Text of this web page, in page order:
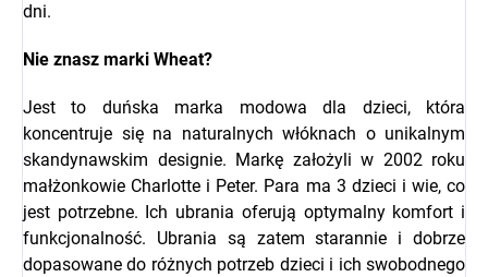
dni.
Nie znasz marki Wheat?
Jest to duńska marka modowa dla dzieci, która
koncentruje się na naturalnych włóknach o unikalnym
skandynawskim designie. Markę założyli w 2002 roku
małżonkowie Charlotte i Peter. Para ma 3 dzieci i wie, co
jest potrzebne. Ich ubrania oferują optymalny komfort i
funkcjonalność. Ubrania są zatem starannie i dobrze
dopasowane do różnych potrzeb dzieci i ich swobodnego